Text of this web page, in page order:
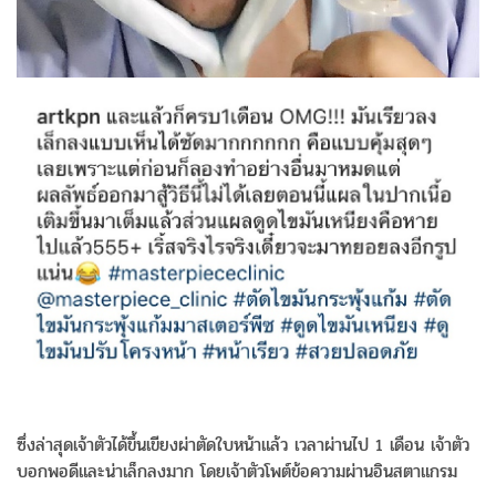
ซึ่งล่าสุดเจ้าตัวได้ขึ้นเขียงผ่าตัดใบหน้าแล้ว เวลาผ่านไป 1 เดือน เจ้าตัว
บอกพอดีและน่าเล็กลงมาก โดยเจ้าตัวโพต์ข้อความผ่านอินสตาแกรม